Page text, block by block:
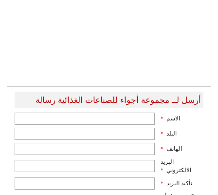
أرسل لــ مجموعة أجواء للصناعات الغذائية رسالة
الاسم *
البلد *
الهاتف *
البريد
الالكتروني *
تأكيد البريد *